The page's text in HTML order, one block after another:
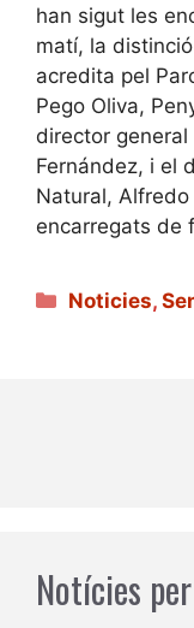
han sigut les
matí, la
acredita pel
Pego Oliva,
director
Fernández, i el
Natural,
encarregats de
Categories
Noticies,
Notícies